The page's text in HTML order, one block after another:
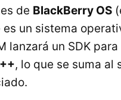
de BlackBerry OS
un sistema
lanzará un SDK para
, lo que se suma al